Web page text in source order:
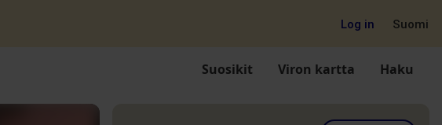
Log in Suomi
Suosikit Viron kartta Haku